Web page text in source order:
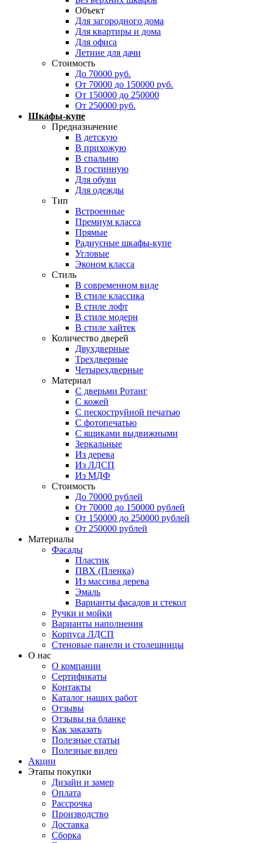
Объект
Для загородного дома
Для квартиры и дома
Для офиса
Летние для дачи
Стоимость
До 70000 руб.
От 70000 до 150000 руб.
От 150000 до 250000
От 250000 руб.
Шкафы-купе
Предназначение
В детскую
В прихожую
В спальню
В гостинную
Для обуви
Для одежды
Тип
Встроенные
Премиум класса
Прямые
Радиусные шкафы-купе
Угловые
Эконом класса
Стиль
В современном виде
В стиле классика
В стиле лофт
В стиле модерн
В стиле хайтек
Количество дверей
Двухдверные
Трехдверные
Четырехдверные
Материал
C дверьми Ротанг
C кожей
C пескоструйной печатью
C фотопечатью
C ящиками выдвижными
Зеркальные
Из дерева
Из ЛДСП
Из МДФ
Стоимость
До 70000 рублей
От 70000 до 150000 рублей
От 150000 до 250000 рублей
От 250000 рублей
Материалы
Фасады
Пластик
ПВХ (Пленка)
Из массива дерева
Эмаль
Варианты фасадов и стекол
Ручки и мойки
Варианты наполнения
Корпуса ЛДСП
Стеновые панели и столешницы
О нас
О компании
Сертификаты
Контакты
Каталог наших работ
Отзывы
Отзывы на бланке
Как заказать
Полезные статьи
Полезные видео
Акции
Этапы покупки
Дизайн и замер
Оплата
Рассрочка
Производство
Доставка
Сборка